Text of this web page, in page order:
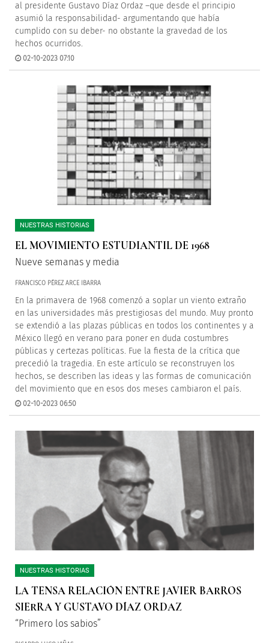
al presidente Gustavo Díaz Ordaz –que desde el principio
asumió la responsabilidad- argumentando que había
cumplido con su deber- no obstante la gravedad de los
hechos ocurridos.
02-10-2023 07:10
NUESTRAS HISTORIAS
EL MOVIMIENTO ESTUDIANTIL DE 1968
Nueve semanas y media
FRANCISCO PÉREZ ARCE IBARRA
En la primavera de 1968 comenzó a soplar un viento extraño
en las universidades más prestigiosas del mundo. Muy pronto
se extendió a las plazas públicas en todos los continentes y a
México llegó en verano para poner en duda costumbres
públicas y certezas políticas. Fue la fiesta de la crítica que
precedió la tragedia. En este artículo se reconstruyen los
hechos, se describen las ideas y las formas de comunicación
del movimiento que en esos dos meses cambiaron el país.
02-10-2023 06:50
NUESTRAS HISTORIAS
LA TENSA RELACIÓN ENTRE JAVIER BARROS
SIERRA Y GUSTAVO DÍAZ ORDAZ
“Primero los sabios”